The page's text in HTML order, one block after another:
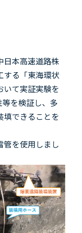
本高速道路株
する「東海環状
いて実証実験を
を検証し、多
填できることを
を使用しまし